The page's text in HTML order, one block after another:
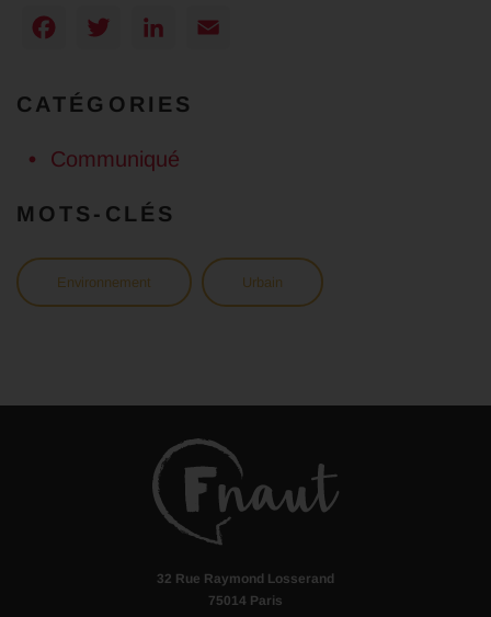
Facebook
TwitterLinkedIn
CATÉGORIES
Communiqué
MOTS-CLÉS
Environnement Urbain
32 Rue Raymond Losserand
75014 Paris